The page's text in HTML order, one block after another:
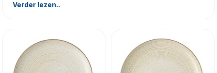
Het Nature is verkrijgbaar is drie kleuren; het Sand op deze
Verder lezen..